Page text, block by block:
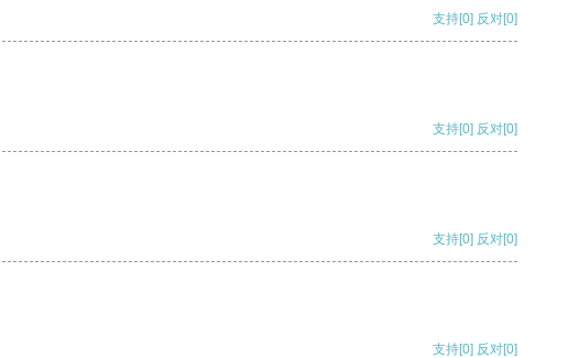
支持[0] 反对[0]
支持[0] 反对[0]
支持[0] 反对[0]
支持[0] 反对[0]